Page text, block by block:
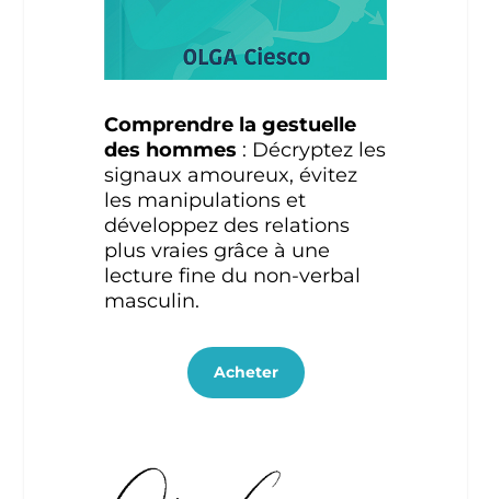
Comprendre la gestuelle
des hommes : Décryptez les
signaux amoureux, évitez
les manipulations et
développez des relations
plus vraies grâce à une
lecture fine du non-verbal
masculin.
Acheter